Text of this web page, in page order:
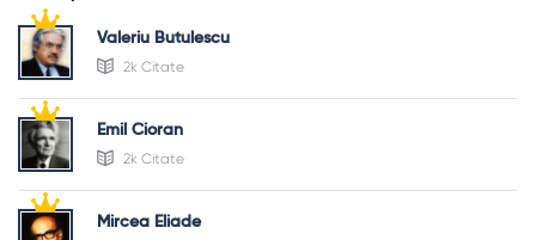
Valeriu Butulescu
2k Citate
Emil Cioran
2k Citate
Mircea Eliade